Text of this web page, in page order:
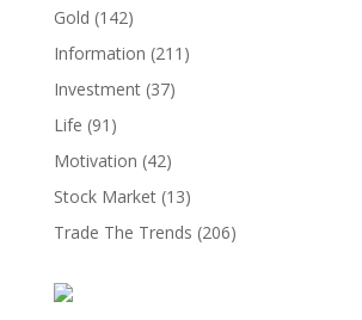
Gold (142)
Information (211)
Investment(37)
Life (91)
Motivation (42)
Stock Market(13)
Trade The Trends (206)